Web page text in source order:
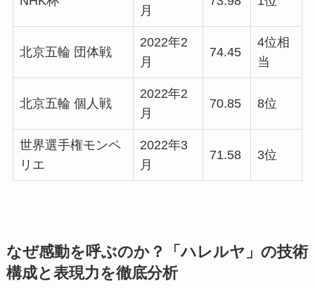
月
北京五輪 団体戦
2022年2
月
74.45
4位相
当
北京五輪 個人戦
2022年2
月
70.85 8位
世界選手権モンペ
リエ
2022年3
月
71.58 3位
なぜ感動を呼ぶのか？「ハレルヤ」の技術
構成と表現力を徹底分析